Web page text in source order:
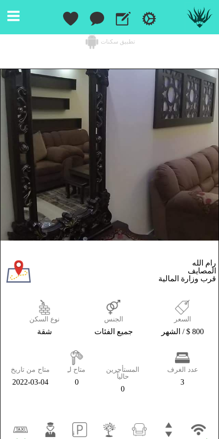
تطبيق سكنات
رام الله
المصايف
قرب وزارة المالية
السعر
800 $ / الشهر
الجنس
جميع الفئات
نوع السكن
شقة
عدد الغرف
3
المستأجرين
حالياً
0
متاح لـِ
0
متاح من تاريخ
2022-03-04